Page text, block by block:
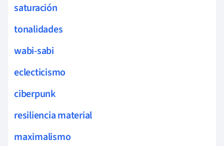
saturación
tonalidades
wabi-sabi
eclecticismo
ciberpunk
resiliencia material
maximalismo